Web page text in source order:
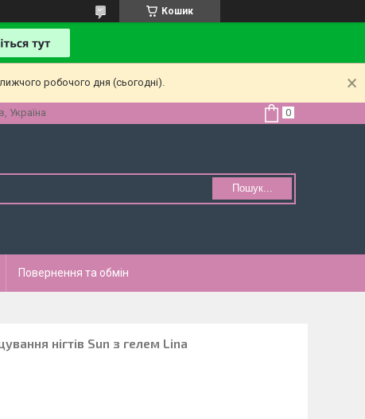
Кошик
робочого дня (сьогодні).
Україна
Пошук...
Повернення та обмін
нігтів Sun з гелем Lina